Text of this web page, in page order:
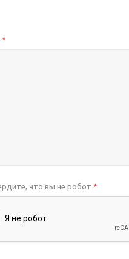
*
что вы не робот *